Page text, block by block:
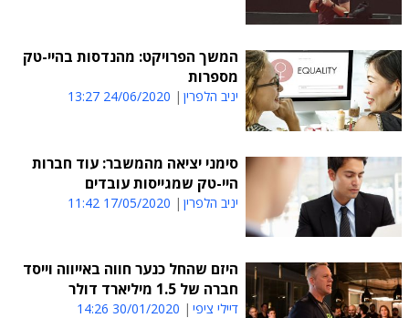
המשך הפרויקט: מהנדסות בהיי-טק
מספרות
יניב הלפרין 24/06/2020 13:27
סימני יציאה מהמשבר: עוד חברות
היי-טק שמגייסות עובדים
יניב הלפרין 17/05/2020 11:42
היזם שהחל כנער חווה באייווה וייסד
חברה של 1.5 מיליארד דולר
דיילי ציפי 30/01/2020 14:26